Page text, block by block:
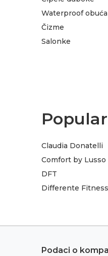
Waterproof obuća
Čizme
Salonke
Claudia Donatelli
Comfort by Lusso
DFT
Differente Fitness
Podaci o